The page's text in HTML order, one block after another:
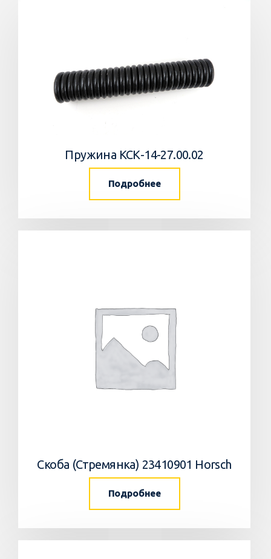
Пружина КСК-14-27.00.02
Подробнее
Скоба (Стремянка) 23410901 Horsch
Подробнее